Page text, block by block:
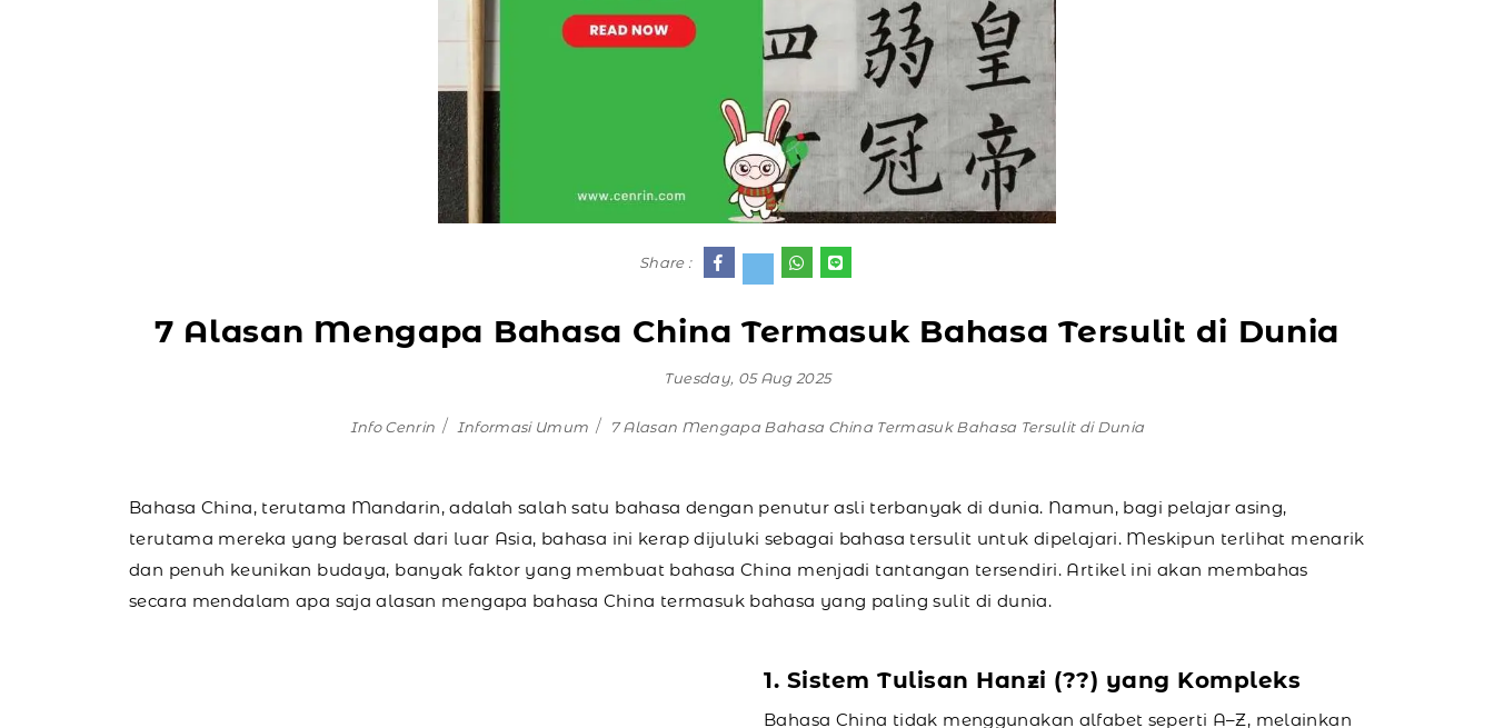
Share :
7 Alasan Mengapa Bahasa China Termasuk Bahasa Tersulit di Dunia
Tuesday, 05 Aug 2025
Info Cenrin Informasi Umum 7 Alasan Mengapa Bahasa China Termasuk Bahasa Tersulit di Dunia
Bahasa China, terutama Mandarin, adalah salah satu bahasa dengan penutur asli terbanyak di dunia. Namun, bagi pelajar asing,
terutama mereka yang berasal dari luar Asia, bahasa ini kerap dijuluki sebagai bahasa tersulit untuk dipelajari. Meskipun terlihat menarik
dan penuh keunikan budaya, banyak faktor yang membuat bahasa China menjadi tantangan tersendiri. Artikel ini akan membahas
secara mendalam apa saja alasan mengapa bahasa China termasuk bahasa yang paling sulit di dunia.
1. Sistem Tulisan Hanzi (??) yang Kompleks
Bahasa China tidak menggunakan alfabet seperti A–Z, melainkan